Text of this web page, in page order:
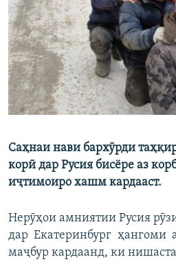
ГУЗОРИШҲОИ РАДИОӢ
Русский
ПАЙГИРӢ КУНЕД
Ҳамаи сомонаҳои RFE/RL
Саҳнаи нави бархӯрди
корӣ дар Русия бисёре аз
иҷтимоиро хашм кардааст.
Нерӯҳои амниятии Русия
дар Екатеринбург ҳангоми
маҷбур кардаанд, ки